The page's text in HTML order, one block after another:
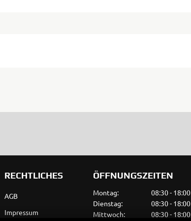
RECHTLICHES
AGB
Impressum
ÖFFNUNGSZEITEN
Montag:
08:30 - 18:00
Dienstag:
08:30 - 18:00
Mittwoch:
08:30 - 18:00